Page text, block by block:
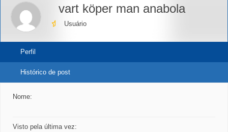
vart köper man anabola
Usuário
Perfil
Histórico de post
Nome:
Visto pela última vez: